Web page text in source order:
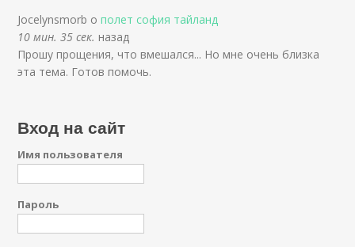
Jocelynsmorb ополет софия тайланд
10 мин. 35 сек. назад
Прошу прощения, что вмешался... Но мне очень близка
эта тема. Готов помочь.
Вход на сайт
Имя пользователя
Пароль